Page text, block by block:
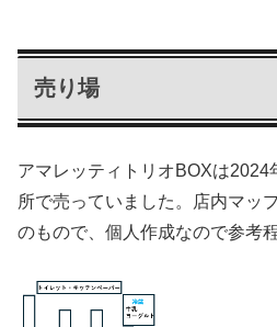
売り場
アマレッティトリオBOXは
所で売っていました。店内マッ
のもので、個人作成なので参考